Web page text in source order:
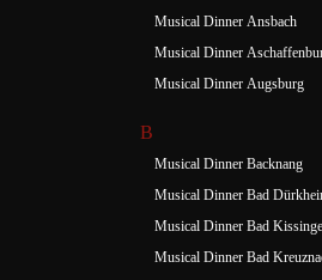
Musical Dinner Ansbach
Musical Dinner
Musical Dinner Augsburg
B
Musical Dinner Backnang
Musical Dinner Bad
Musical Dinner Bad
Musical Dinner Bad